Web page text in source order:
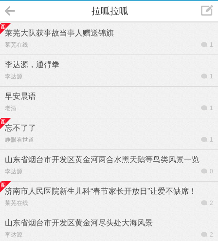
拉呱拉呱
莱芜大队获事故当事人赠送锦旗
莱芜在线 1
李达源，通臂拳
李达源 1
早安晨语
老酒 1
忘不了了
睁眼看世道 1
山东省烟台市开发区黄金河两合水黑天鹅等鸟类风景一览
李达源 0
济南市人民医院新生儿科“春节家长开放日”让爱不缺席！
莱芜在线 2
山东省烟台市开发区黄金河尽头处大海风景
李达源 2